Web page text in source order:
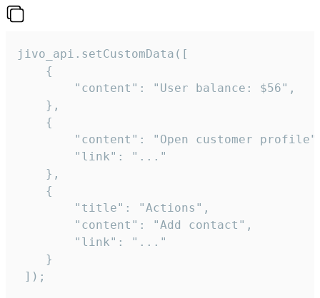
jivo_api.setCustomData([
    {
        "content": "User balance: $56",
    },
    {
"content": "Open customer
        "link": "..."
    },
    {
        "title": "Actions",
        "content": "Add contact",
        "link": "..."
    }
]);